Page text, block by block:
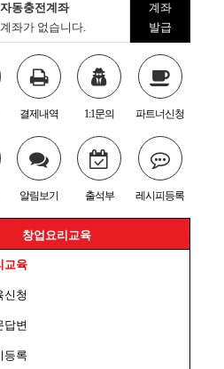
동충전계좌
좌가 없습니다.
계좌
발급
결제내역 1:1문의 파트너신청
알림보기 출석부 레시피등록
창업요리교육
교육
신청
답변
등록